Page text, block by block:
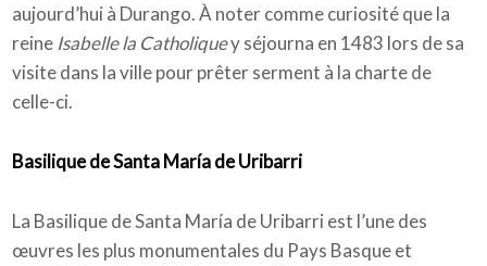
aujourd’hui à Durango. À noter comme curiosité que la
reine Isabelle la Catholiquey séjourna en 1483 lors de sa
visite dans la ville pour prêter serment à la charte de
celle-ci.
Basilique de Santa María de Uribarri
La Basilique de Santa María de Uribarri est l’une des
œuvres les plus monumentales du Pays Basque et